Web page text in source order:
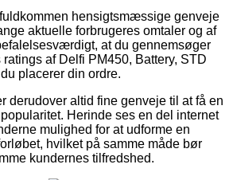
hensigtsmæssige genveje
aktuelle forbrugeres omtaler og af
at du gennemsøger
af Delfi PM450, Battery, STD
placerer din ordre.
derudover altid fine genveje til at få en
Herinde ses en del internet
mulighed for at udforme en
hvilket på samme måde bør
kundernes tilfredshed.